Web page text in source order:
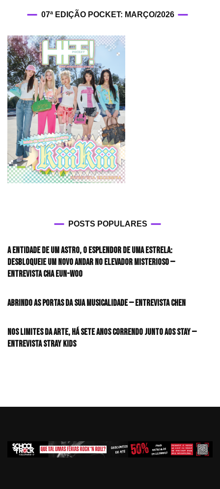
07ª EDIÇÃO POCKET: MARÇO/2026
POSTS POPULARES
A entidade de um astro, o esplendor de uma estrela:
desbloqueie um novo andar no elevador misterioso —
Entrevista CHA EUN-WOO
Abrindo as portas da sua musicalidade — Entrevista CHEN
Nos limites da arte, há sete anos correndo junto aos STAY —
Entrevista Stray Kids